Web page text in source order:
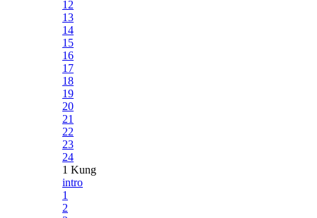
12
13
14
15
16
17
18
19
20
21
22
23
24
1 Kung
intro
1
2